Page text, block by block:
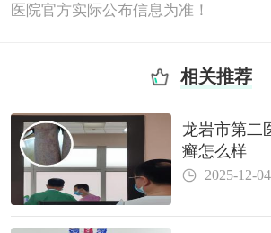
医院官方实际公布信息为准！
相关推荐
龙岩市第二
癣怎么样
2025-12-04